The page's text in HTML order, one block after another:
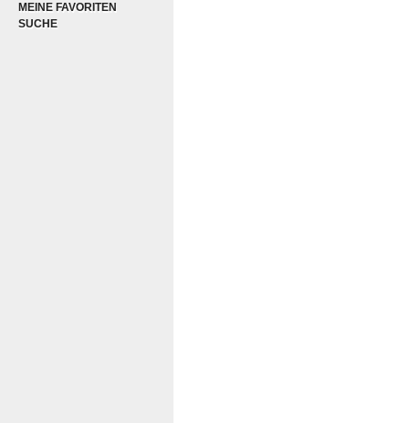
MEINE FAVORITEN
SUCHE